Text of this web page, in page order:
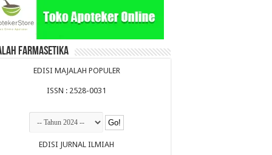
Farmasetika
EDISI MAJALAH POPULER
ISSN : 2528-0031
EDISI JURNAL ILMIAH